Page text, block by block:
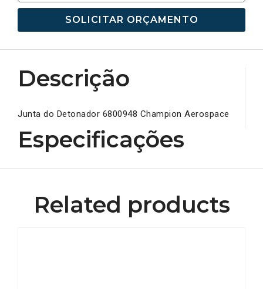
SOLICITAR ORÇAMENTO
Descrição
Junta do Detonador 6800948 Champion Aerospace
Especificações
Related products